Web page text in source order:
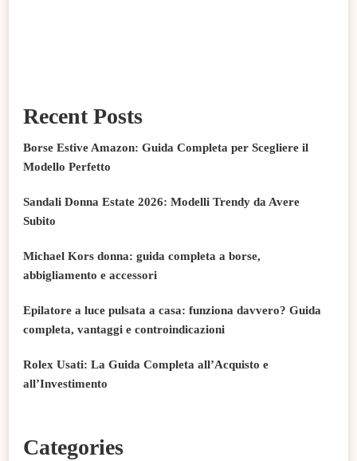
Recent Posts
Borse Estive Amazon: Guida Completa per Scegliere il
Modello Perfetto
Sandali Donna Estate 2026: Modelli Trendy da Avere
Subito
Michael Kors donna: guida completa a borse,
abbigliamento e accessori
Epilatore a luce pulsata a casa: funziona davvero? Guida
completa, vantaggi e controindicazioni
Rolex Usati: La Guida Completa all’Acquisto e
all’Investimento
Categories